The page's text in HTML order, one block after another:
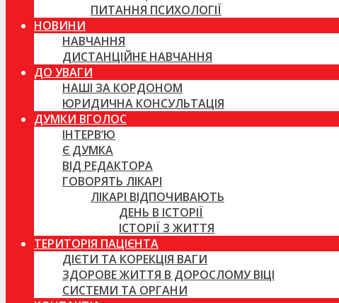
ПИТАННЯ ПСИХОЛОГІЇ
НОВИНИ
НАВЧАННЯ
ДИСТАНЦІЙНЕ НАВЧАННЯ
ДО УВАГИ
НАШІ ЗА КОРДОНОМ
ЮРИДИЧНА КОНСУЛЬТАЦІЯ
ДУМКИ ВГОЛОС
ІНТЕРВ’Ю
Є ДУМКА
ВІД РЕДАКТОРА
ГОВОРЯТЬ ЛІКАРІ
ЛІКАРІ ВІДПОЧИВАЮТЬ
ДЕНЬ В ІСТОРІЇ
ІСТОРІЇ З ЖИТТЯ
ТЕРИТОРІЯ ПАЦІЄНТА
ДІЄТИ ТА КОРЕКЦІЯ ВАГИ
ЗДОРОВЕ ЖИТТЯ В ДОРОСЛОМУ ВІЦІ
СИСТЕМИ ТА ОРГАНИ